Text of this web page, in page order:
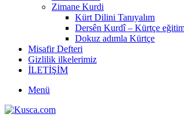
Zimane Kurdi
Kürt Dilini Tanıyalım
Dersên Kurdî – Kürtçe
Dokuz adımla Kürtçe
Misafir Defteri
Gizlilik ilkelerimiz
İLETİŞİM
Menü